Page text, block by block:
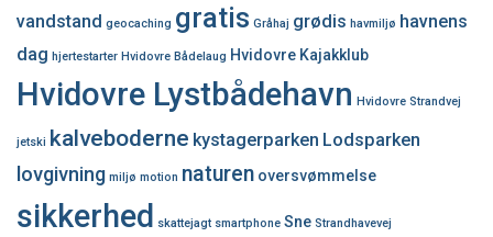
vandstand geocaching gratis Gråhaj grødis havmiljø havnens
dag hjertestarter Hvidovre Bådelaug Hvidovre Kajakklub
Hvidovre Lystbådehavn Hvidovre Strandvej
jetski kalveboderne kystagerparken Lodsparken
lovgivning miljø motion naturen oversvømmelse
sikkerhed skattejagt smartphone Sne Strandhavevej